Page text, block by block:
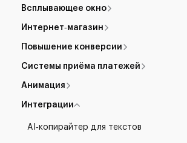
Всплывающее окно
Интернет‑магазин
Повышение конверсии
Системы приёма платежей
Анимация
Интеграции
AI‑копирайтер для текстов